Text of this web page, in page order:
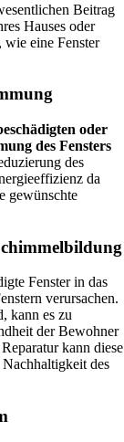
Beitrag
Hauses oder
wie eine Fenster
oder
des Fensters
des
da
gewünschte
Fenster in das
verursachen.
kann es zu
der Bewohner
kann diese
des